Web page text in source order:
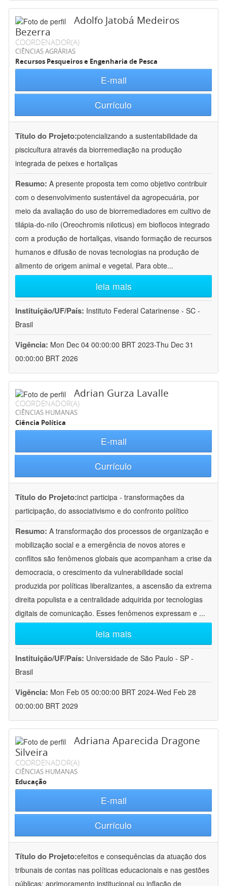
Adolfo Jatobá Medeiros
Bezerra
COORDENADOR(A)
CIÊNCIAS AGRÁRIAS
Recursos Pesqueiros e Engenharia de Pesca
E-mail
Currículo
Título do Projeto:potencializando a sustentabilidade da
piscicultura através da biorremediação na produção
integrada de peixes e hortaliças
Resumo: A presente proposta tem como objetivo contribuir
com o desenvolvimento sustentável da agropecuária, por
meio da avaliação do uso de biorremediadores em cultivo de
tilápia-do-nilo (Oreochromis niloticus) em bioflocos integrado
com a produção de hortaliças, visando formação de recursos
humanos e difusão de novas tecnologias na produção de
alimento de origem animal e vegetal. Para obte...
leia mais
Instituição/UF/País: Instituto Federal Catarinense - SC -
Brasil
Vigência: Mon Dec 04 00:00:00 BRT 2023-Thu Dec 31
00:00:00 BRT 2026
Adrian Gurza Lavalle
COORDENADOR(A)
CIÊNCIAS HUMANAS
Ciência Política
E-mail
Currículo
Título do Projeto:inct participa - transformações da
participação, do associativismo e do confronto político
Resumo: A transformação dos processos de organização e
mobilização social e a emergência de novos atores e
conflitos são fenômenos globais que acompanham a crise da
democracia, o crescimento da vulnerabilidade social
produzida por políticas liberalizantes, a ascensão da extrema
direita populista e a centralidade adquirida por tecnologias
digitais de comunicação. Esses fenômenos expressam e ...
leia mais
Instituição/UF/País: Universidade de São Paulo - SP -
Brasil
Vigência: Mon Feb 05 00:00:00 BRT 2024-Wed Feb 28
00:00:00 BRT 2029
Adriana Aparecida Dragone
Silveira
COORDENADOR(A)
CIÊNCIAS HUMANAS
Educação
E-mail
Currículo
Título do Projeto:efeitos e consequências da atuação dos
tribunais de contas nas políticas educacionais e nas gestões
públicas: aprimoramento institucional ou inflação de